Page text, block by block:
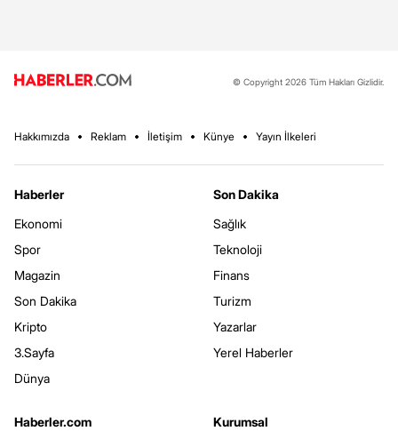
© Copyright 2026 Tüm Hakları Gizlidir.
Hakkımızda Reklam İletişim Künye Yayın İlkeleri
Haberler
Ekonomi
Spor
Magazin
Son Dakika
Kripto
3.Sayfa
Dünya
Son Dakika
Sağlık
Teknoloji
Finans
Turizm
Yazarlar
Yerel Haberler
Haberler.com
Kurumsal